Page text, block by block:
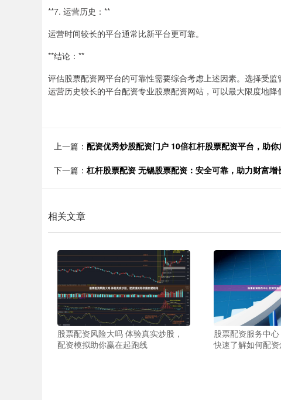
**7. 运营历史：**
运营时间较长的平台通常比新平台更可靠。
**结论：**
评估股票配资网平台的可靠性需要综合考虑上述因素。选择受
运营历史较长的平台配资专业股票配资网站，可以最大限度地降
上一篇： 配资优秀炒股配资门户 10倍杠杆股票配资平台，助
下一篇： 杠杆股票配资 无锡股票配资：安全可靠，助力财富增
相关文章
股票配资风险大吗 体验真实炒股，
配资模拟助你赢在起跑线
股票配资服务中心
快速了解如何配资